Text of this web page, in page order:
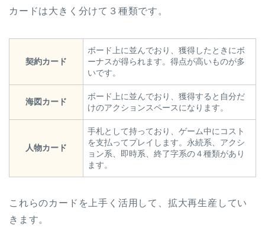
カードは大きく分けて３種類です。
契約カード
ボード上に並んでおり、獲得したときにボ
ーナスが得られます。得点が高いものが多
いです。
海図カード
ボード上に並んでおり、獲得すると自分だ
けのアクションスペースになります。
人物カード
手札として持っており、ゲーム中にコスト
を支払ってプレイします。永続系、アクシ
ョン系、即時系、終了字系の４種類があり
ます。
これらのカードを上手く活用して、拡大再生産してい
きます。